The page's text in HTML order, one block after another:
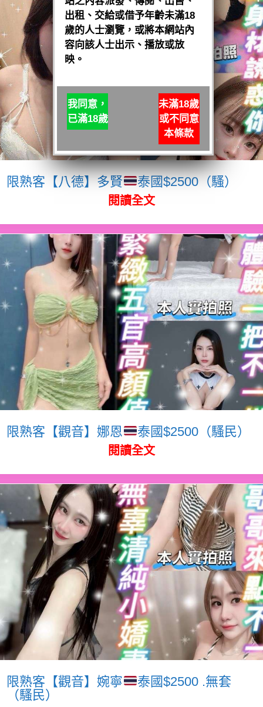
限熟客【八德】多賢 泰國$2500（騷）
閱讀全文
限熟客【觀音】娜恩 泰國$2500（騷民）
閱讀全文
限熟客【觀音】婉寧
泰國$2500 .無套
（騷民）
出租、交給或借予年齡未滿18
歲的人士瀏覽，或將本網站內
容向該人士出示、播放或放
映。
我同意，
已滿18歲
未滿18歲
或不同意
本條款